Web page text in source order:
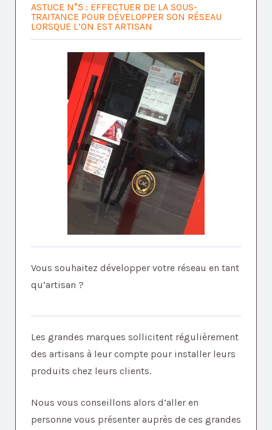
ASTUCE N°5 : EFFECTUER DE LA SOUS-
TRAITANCE POUR DÉVELOPPER SON RÉSEAU
LORSQUE L’ON EST ARTISAN
Vous souhaitez développer votre réseau en tant
qu’artisan ?
Les grandes marques sollicitent régulièrement
des artisans à leur compte pour installer leurs
produits chez leurs clients.
Nous vous conseillons alors d’aller en
personne vous présenter auprès de ces grandes